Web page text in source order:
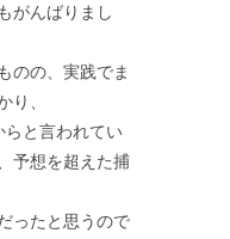
がんばりまし
のの、実践でま
り、
らと言われてい
予想を超えた捕
ったと思うので